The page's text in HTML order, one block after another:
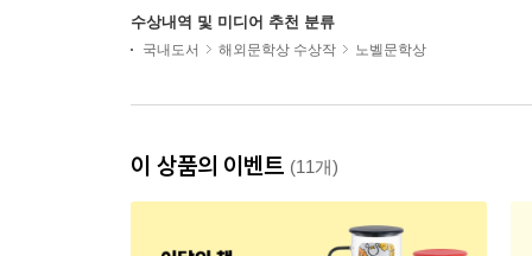
수상내역 및 미디어 추천 분류
국내도서 해외문학상 수상작 노벨문학상
이 상품의 이벤트 (11개)